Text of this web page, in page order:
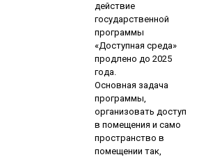
действие
государственной
программы
«Доступная среда»
продлено до 2025
года.
Основная задача
программы,
организовать доступ
в помещения и само
пространство в
помещении так,